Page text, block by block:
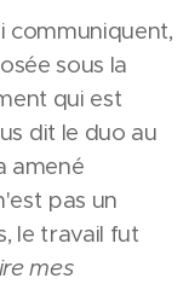
communiquent,
sous la
qui est
dit le duo au
amené
pas un
le travail fut
mes